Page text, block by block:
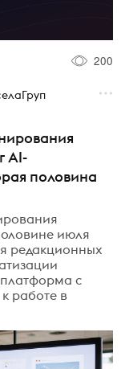
200
AI-
половина
июля
редакционных
с
работе в